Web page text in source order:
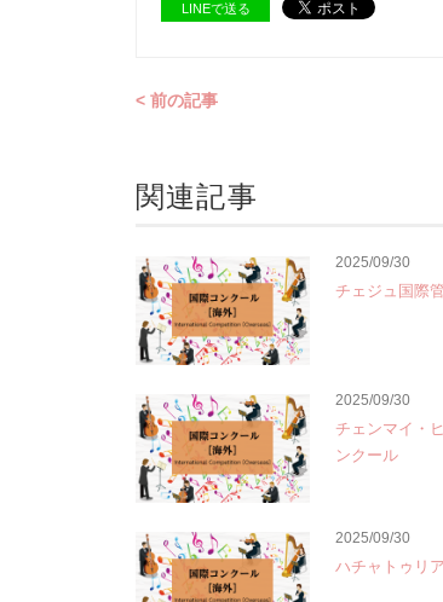
LINEで送る
< 前の記事
関連記事
2025/09/30
チェジュ国際
2025/09/30
チェンマイ・
ンクール
2025/09/30
ハチャトゥリ